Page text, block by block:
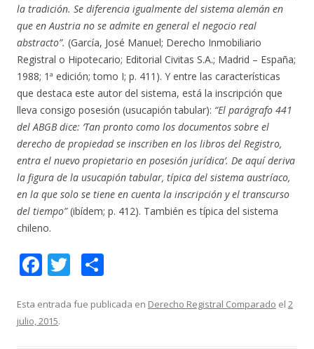
la tradición. Se diferencia igualmente del sistema alemán en
que en Austria no se admite en general el negocio real
abstracto”. (García, José Manuel; Derecho Inmobiliario
Registral o Hipotecario; Editorial Civitas S.A.; Madrid – España;
1988; 1ª edición; tomo I; p. 411). Y entre las características
que destaca este autor del sistema, está la inscripción que
lleva consigo posesión (usucapión tabular): “El parágrafo 441
del ABGB dice: ‘Tan pronto como los documentos sobre el
derecho de propiedad se inscriben en los libros del Registro,
entra el nuevo propietario en posesión jurídica’. De aquí deriva
la figura de la usucapión tabular, típica del sistema austríaco,
en la que solo se tiene en cuenta la inscripción y el transcurso
del tiempo”(ibídem; p. 412). También es típica del sistema
chileno.
F
e
b
T
itt m
Esta entrada fue publicada en Derecho Registral Comparado el 2
julio, 2015.